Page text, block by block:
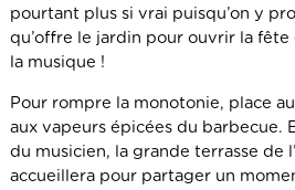
pourtant plus si vrai puisqu’on y
qu’offre le jardin pour ouvrir la
la musique !
Pour rompre la monotonie, place
aux vapeurs épicées du barbecue.
du musicien, la grande terrasse de l’
accueillera pour partager un